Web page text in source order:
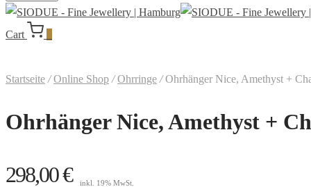
Cart
Startseite / Online Shop / Ohrringe /Ohrhänger Nice, Amethyst +
Ohrhänger Nice, Amethyst +
298,00€ inkl. 19% MwSt.